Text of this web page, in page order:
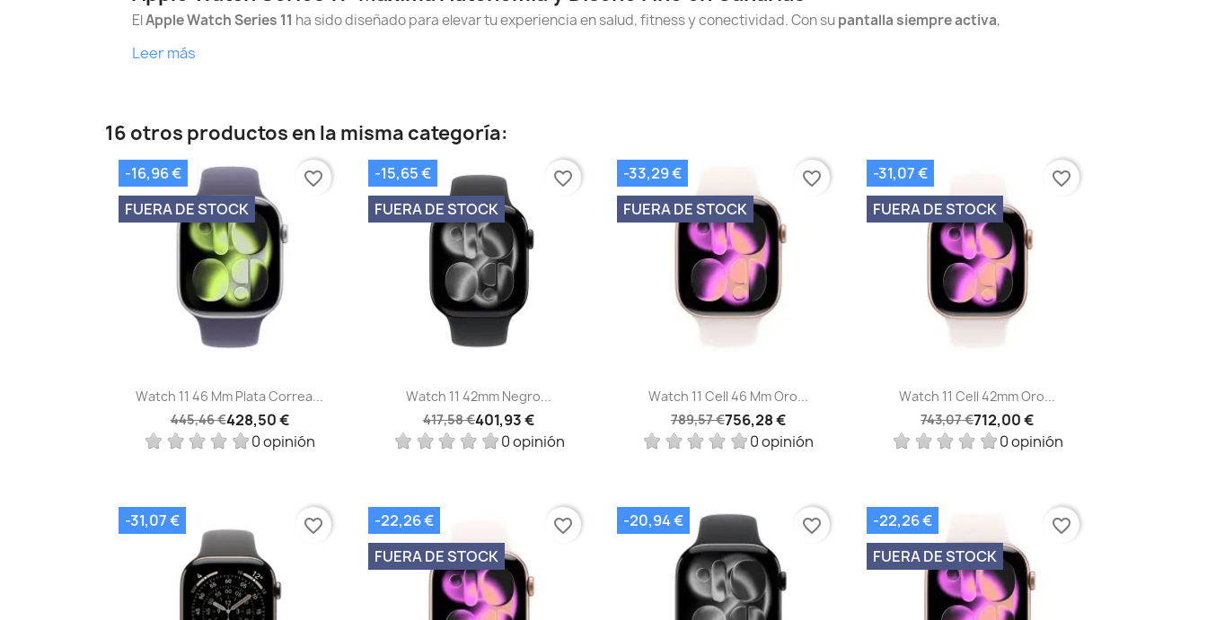
ElApple Watch Series 11 ha sido diseñado para elevar tu experiencia en salud, fitness y conectividad. Con supantalla siempre activa,
Leer más
16 otros productos en la misma categoría:
Vista rápida
Watch 11 46 Mm Plata Correa...
445,46 €428,50 €
0 opinión
-16,96 €
FUERA DE STOCK
favorite_border
 Vista rápida
Watch 11 42mm Negro...
417,58 €401,93 €
0 opinión
-15,65 €
FUERA DE STOCK
favorite_border
Vista rápida
Watch 11 Cell 46 Mm Oro...
789,57 €756,28 €
0 opinión
-33,29 €
FUERA DE STOCK
favorite_border
Vista rápida
Watch 11 Cell 42mm Oro...
743,07 €712,00 €
0 opinión
-31,07 €
FUERA DE STOCK
favorite_border
-31,07 € favorite_border
-22,26 €
FUERA DE STOCK
favorite_border -20,94 € favorite_border
-22,26 €
FUERA DE STOCK
favorite_border